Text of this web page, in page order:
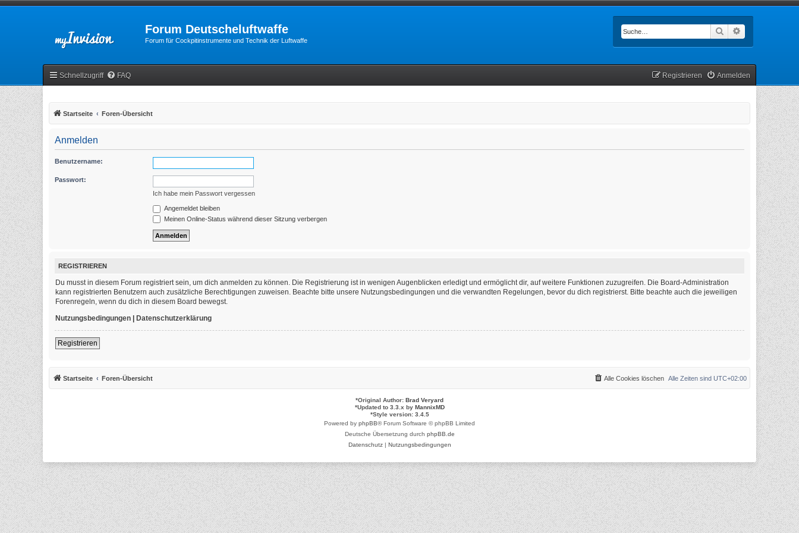
Forum Deutscheluftwaffe
Forum für Cockpitinstrumente und Technik der Luftwaffe
Suche
Schnellzugriff FAQ Anmelden
Registrieren
Startseite Foren-Übersicht
Anmelden
Benutzername:
Passwort:
Ich habe mein Passwort vergessen
Angemeldet bleiben
Meinen Online-Status während dieser Sitzung verbergen
REGISTRIEREN
Du musst in diesem Forum registriert sein, um dich anmelden zu können. Die Registrierung ist in wenigen Augenblicken erledigt und ermöglicht dir, auf weitere Funktionen zuzugreifen. Die Board-Administration
kann registrierten Benutzern auch zusätzliche Berechtigungen zuweisen. Beachte bitte unsere Nutzungsbedingungen und die verwandten Regelungen, bevor du dich registrierst. Bitte beachte auch die jeweiligen
Forenregeln, wenn du dich in diesem Board bewegst.
Nutzungsbedingungen | Datenschutzerklärung
Registrieren
Startseite Foren-Übersicht Alle Zeiten sind UTC+02:00
Alle Cookies löschen
*Original Author: Brad Veryard
*Updated to 3.3.x by MannixMD
*Style version: 3.4.5
Powered by phpBB® Forum Software © phpBB Limited
Deutsche Übersetzung durch phpBB.de
Datenschutz| Nutzungsbedingungen